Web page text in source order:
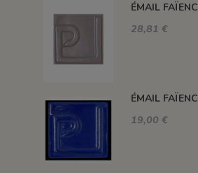
28,81 €
19,00 €